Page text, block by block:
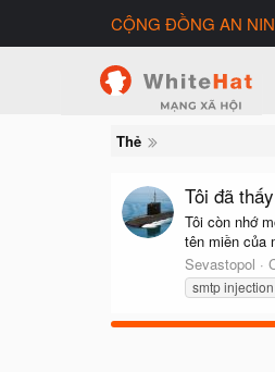
CỘNG ĐỒNG AN
Thẻ
Tôi đã
Tôi còn nhớ
tên miền của
Sevastopol
smtp injection